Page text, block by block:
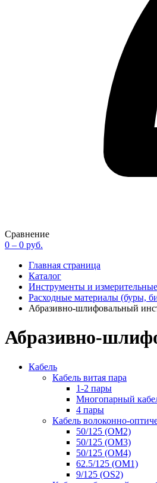
Сравнение
0 – 0 руб.
Главная страница
Каталог
Инструменты и
Расходные материалы (буры,
Абразивно-шлифовальный
Абразивно-
Кабель
Кабель витая пара
1-2 пары
Многопарный
4 пары
Кабель волоконно-
50/125 (OM2)
50/125 (OM3)
50/125 (OM4)
62.5/125 (OM1)
9/125 (OS2)